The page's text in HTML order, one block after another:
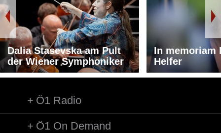
Dalia Stasevska am Pult
der Wiener Symphoniker
In memoriam
Helfer
Ö1 Radio
Ö1 On Demand